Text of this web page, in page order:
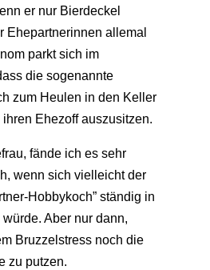
er nur Bierdeckel
Ehepartnerinnen allemal
parkt sich im
die sogenannte
zum Heulen in den Keller
Ehezoff auszusitzen.
fände ich es sehr
wenn sich vielleicht der
Hobbykoch” ständig in
Aber nur dann,
Bruzzelstress noch die
zu putzen.